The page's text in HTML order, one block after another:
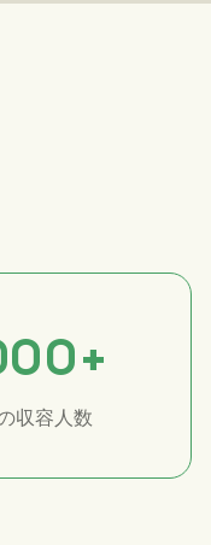
0+
収容人数